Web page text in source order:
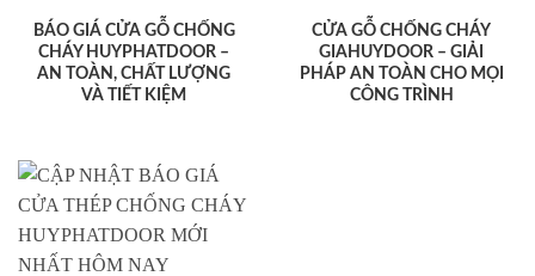
BÁO GIÁ CỬA GỖ CHỐNG
CHÁY HUYPHATDOOR –
AN TOÀN, CHẤT LƯỢNG
VÀ TIẾT KIỆM
CỬA GỖ CHỐNG CHÁY
GIAHUYDOOR – GIẢI
PHÁP AN TOÀN CHO MỌI
CÔNG TRÌNH